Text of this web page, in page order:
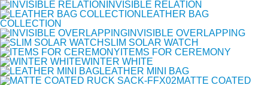
INVISIBLE RELATION
LEATHER BAG
COLLECTION
INVISIBLE OVERLAPPING
SLIM SOLAR WATCH
ITEMS FOR CEREMONY
WINTER WHITE
LEATHER MINI BAG
MATTE COATED